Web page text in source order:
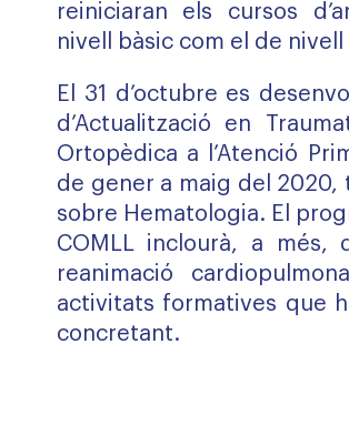
reiniciaran els cursos
nivell bàsic com el de
El 31 d’octubre es
d’Actualització en
Ortopèdica a l’Atenció
de gener a maig del 2020,
sobre Hematologia. El
COMLL inclourà, a més,
reanimació
activitats formatives que
concretant.